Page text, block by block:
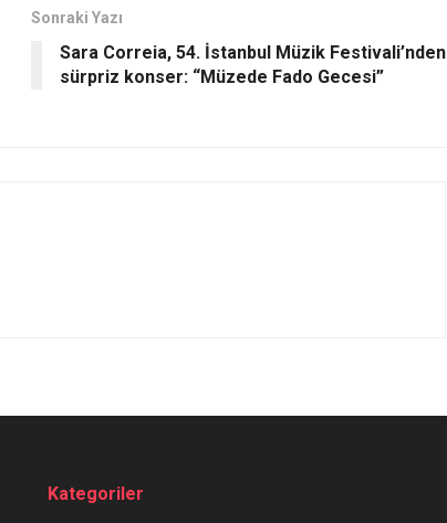
Sonraki Yazı
Sara Correia, 54. İstanbul Müzik Festivali’nden
sürpriz konser: “Müzede Fado Gecesi”
Kategoriler